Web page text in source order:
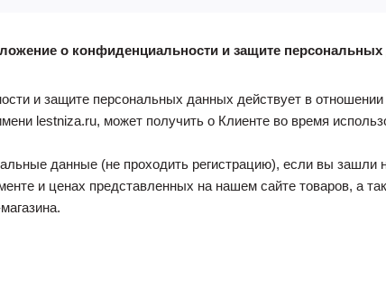
о конфиденциальности и защите
и защите персональных данных действует в
lestniza.ru, может получить о Клиенте во время
данные (не проходить регистрацию), если вы зашли
и ценах представленных на нашем сайте товаров, а